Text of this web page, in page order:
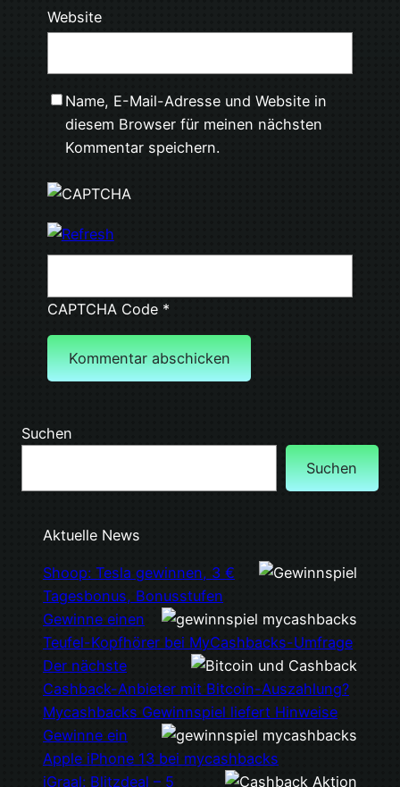
Website
Name, E-Mail-Adresse und Website in
diesem Browser für meinen nächsten
Kommentar speichern.
CAPTCHA Code*
Suchen
Suchen
Aktuelle News
Shoop: Tesla gewinnen, 3 €
Tagesbonus, Bonusstufen
Gewinne einen
Teufel-Kopfhörer bei MyCashbacks-Umfrage
Der nächste
Cashback-Anbieter mit Bitcoin-Auszahlung?
Mycashbacks Gewinnspiel liefert Hinweise
Gewinne ein
Apple iPhone 13 bei mycashbacks
iGraal: Blitzdeal – 5